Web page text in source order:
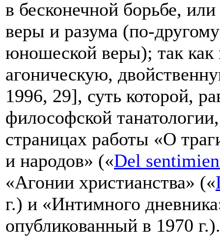
в бесконечной борьбе, или
веры и разума (по-
юношеской веры); так как
агоническую,
1996, 29], суть которой,
философской
страницах работы «О
и народов» («Del
«Агонии христианства» («
г.) и «Интимного
опубликованный в 1970 г.).